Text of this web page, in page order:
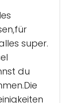
super.
du